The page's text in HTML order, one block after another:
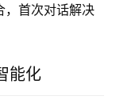
，首次对话解决
能化